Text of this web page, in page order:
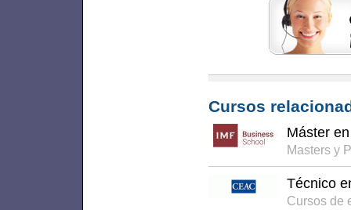
Cursos
Máster
Masters y
Técnico
Cursos de